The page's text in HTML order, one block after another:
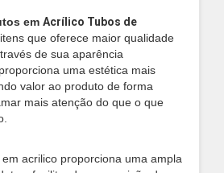
em Acrílico Tubos de
que oferece maior qualidade
de sua aparência
uma estética mais
valor ao produto de forma
mais atenção do que o que
acrilico proporciona uma ampla